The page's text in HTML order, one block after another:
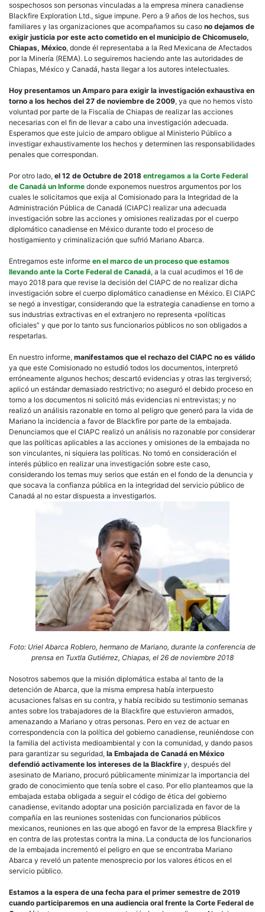
sospechosos son personas vinculadas a la empresa minera canadiense
Blackfire Exploration Ltd., sigue impune. Pero a 9 años de los hechos, sus
familiares y las organizaciones que acompañamos su caso no dejamos de
exigir justicia por este acto cometido en el municipio de Chicomuselo,
Chiapas, México, donde él representaba a la Red Mexicana de Afectados
por la Minería (REMA). Lo seguiremos haciendo ante las autoridades de
Chiapas, México y Canadá, hasta llegar a los autores intelectuales.
Hoy presentamos un Amparo para exigir la investigación exhaustiva en
torno a los hechos del 27 de noviembre de 2009, ya que no hemos visto
voluntad por parte de la Fiscalía de Chiapas de realizar las acciones
necesarias con el fin de llevar a cabo una investigación adecuada.
Esperamos que este juicio de amparo obligue al Ministerio Público a
investigar exhaustivamente los hechos y determinen las responsabilidades
penales que correspondan.
Por otro lado, el 12 de Octubre de 2018 entregamos a la Corte Federal
de Canadá un Informe donde exponemos nuestros argumentos por los
cuales le solicitamos que exija al Comisionado para la Integridad de la
Administración Pública de Canadá (CIAPC) realizar una adecuada
investigación sobre las acciones y omisiones realizadas por el cuerpo
diplomático canadiense en México durante todo el proceso de
hostigamiento y criminalización que sufrió Mariano Abarca.
Entregamos este informe en el marco de un proceso que estamos
llevando ante la Corte Federal de Canadá, a la cual acudimos el 16 de
mayo 2018 para que revise la decisión del CIAPC de no realizar dicha
investigación sobre el cuerpo diplomático canadiense en México. El CIAPC
se negó a investigar, considerando que la estrategia canadiense en torno a
sus industrias extractivas en el extranjero no representa «políticas
oficiales” y que por lo tanto sus funcionarios públicos no son obligados a
respetarlas.
En nuestro informe, manifestamos que el rechazo del CIAPC no es válido
ya que este Comisionado no estudió todos los documentos, interpretó
erróneamente algunos hechos; descartó evidencias y otras las tergiversó;
aplicó un estándar demasiado restrictivo; no aseguró el debido proceso en
torno a los documentos ni solicitó más evidencias ni entrevistas; y no
realizó un análisis razonable en torno al peligro que generó para la vida de
Mariano la incidencia a favor de Blackfire por parte de la embajada.
Denunciamos que el CIAPC realizó un análisis no razonable por considerar
que las políticas aplicables a las acciones y omisiones de la embajada no
son vinculantes, ni siquiera las políticas. No tomó en consideración el
interés público en realizar una investigación sobre este caso,
considerando los temas muy serios que están en el fondo de la denuncia y
que socava la confianza pública en la integridad del servicio público de
Canadá al no estar dispuesta a investigarlos.
Foto: Uriel Abarca Roblero, hermano de Mariano, durante la conferencia de
prensa en Tuxtla Gutiérrez, Chiapas, el 26 de noviembre 2018
Nosotros sabemos que la misión diplomática estaba al tanto de la
detención de Abarca, que la misma empresa había interpuesto
acusaciones falsas en su contra, y había recibido su testimonio semanas
antes sobre los trabajadores de la Blackfire que estuvieron armados,
amenazando a Mariano y otras personas. Pero en vez de actuar en
correspondencia con la política del gobierno canadiense, reuniéndose con
la familia del activista medioambiental y con la comunidad, y dando pasos
para garantizar su seguridad, la Embajada de Canadá en México
defendió activamente los intereses de la Blackfire y, después del
asesinato de Mariano, procuró públicamente minimizar la importancia del
grado de conocimiento que tenía sobre el caso. Por ello planteamos que la
embajada estaba obligada a seguir el código de ética del gobierno
canadiense, evitando adoptar una posición parcializada en favor de la
compañía en las reuniones sostenidas con funcionarios públicos
mexicanos, reuniones en las que abogó en favor de la empresa Blackfire y
en contra de las protestas contra la mina. La conducta de los funcionarios
de la embajada incrementó el peligro en que se encontraba Mariano
Abarca y reveló un patente menosprecio por los valores éticos en el
servicio público.
Estamos a la espera de una fecha para el primer semestre de 2019
cuando participaremos en una audiencia oral frente la Corte Federal de